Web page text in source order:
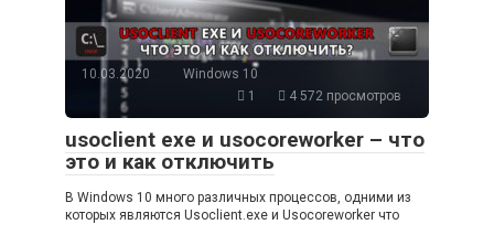
10.03.2020
Windows 10
1
4 572 просмотров
usoclient exe и usocoreworker – что
это и как отключить
В Windows 10 много различных процессов, одними из
которых являются Usoclient.exe и Usocoreworker что